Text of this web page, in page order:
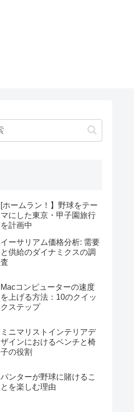
[ホームラン！】野球をテー
マにした東京・甲子園旅行
を計画中
イーサリアム価格分析: 需要
と供給のダイナミクスの調
査
Macコンピューターの速度
を上げる方法：10のクイッ
クステップ
ミニマリストインテリアデ
ザインにおけるベンチと椅
子の役割
パンターが野球に賭けるこ
とを楽しむ理由